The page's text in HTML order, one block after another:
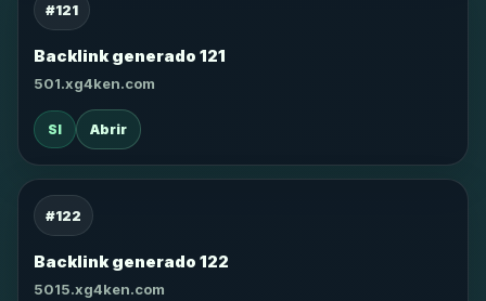
#121
Backlink generado 121
501.xg4ken.com
SI Abrir
#122
Backlink generado 122
5015.xg4ken.com